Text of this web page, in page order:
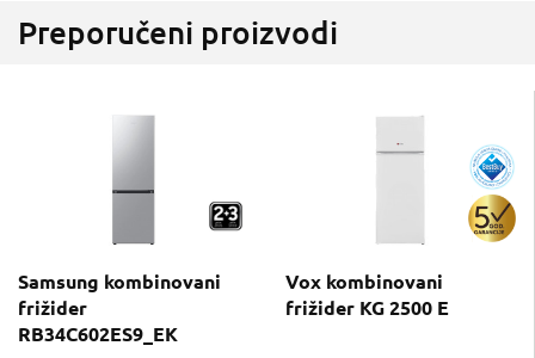
Preporučeni proizvodi
Samsung kombinovani
frižider
RB34C602ES9_EK
Vox kombinovani
frižider KG 2500 E